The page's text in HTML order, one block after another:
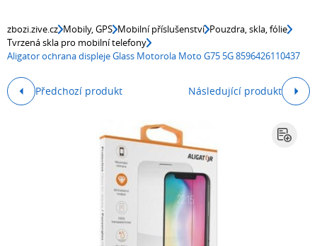
zbozi.zive.cz Mobily, GPS Mobilní příslušenství Pouzdra, skla, fólie
Tvrzená skla pro mobilní telefony
Aligator ochrana displeje Glass Motorola Moto G75 5G 8596426110437
Předchozí produkt Následující produkt